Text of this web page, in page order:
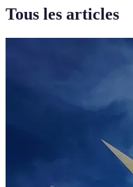
Tous les articles